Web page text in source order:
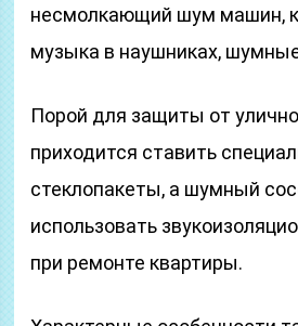
несмолкающий шум машин,
музыка в наушниках,
Порой для защиты от
приходится ставить
стеклопакеты, а шумный
использовать
при ремонте квартиры.